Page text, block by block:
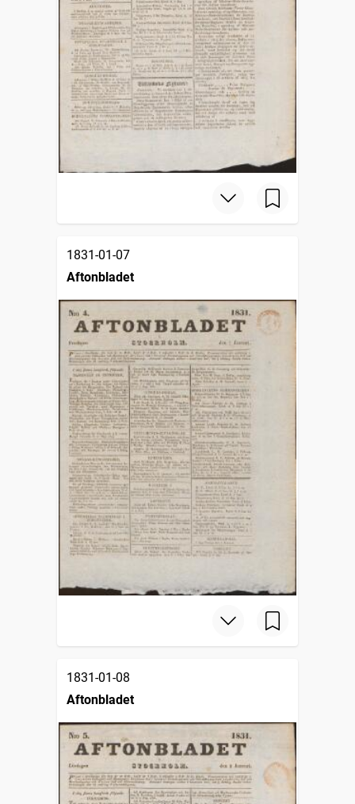
1831-01-07
Aftonbladet
1831-01-08
Aftonbladet